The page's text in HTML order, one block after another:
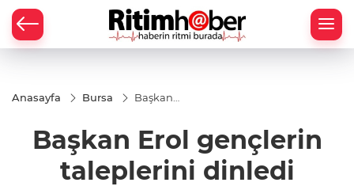
Anasayfa Bursa
Başkan
taleplerini
dinledi
Başkan Erol gençlerin
taleplerini dinledi